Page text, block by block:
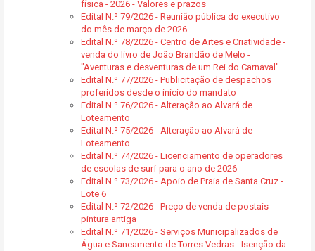
física - 2026 - Valores e prazos
Edital N.º 79/2026 - Reunião pública do executivo
do mês de março de 2026
Edital N.º 78/2026 - Centro de Artes e Criatividade -
venda do livro de João Brandão de Melo -
"Aventuras e desventuras de um Rei do Carnaval"
Edital N.º 77/2026 - Publicitação de despachos
proferidos desde o início do mandato
Edital N.º 76/2026 - Alteração ao Alvará de
Loteamento
Edital N.º 75/2026 - Alteração ao Alvará de
Loteamento
Edital N.º 74/2026 - Licenciamento de operadores
de escolas de surf para o ano de 2026
Edital N.º 73/2026 - Apoio de Praia de Santa Cruz -
Lote 6
Edital N.º 72/2026 - Preço de venda de postais
pintura antiga
Edital N.º 71/2026 - Serviços Municipalizados de
Água e Saneamento de Torres Vedras - Isenção da